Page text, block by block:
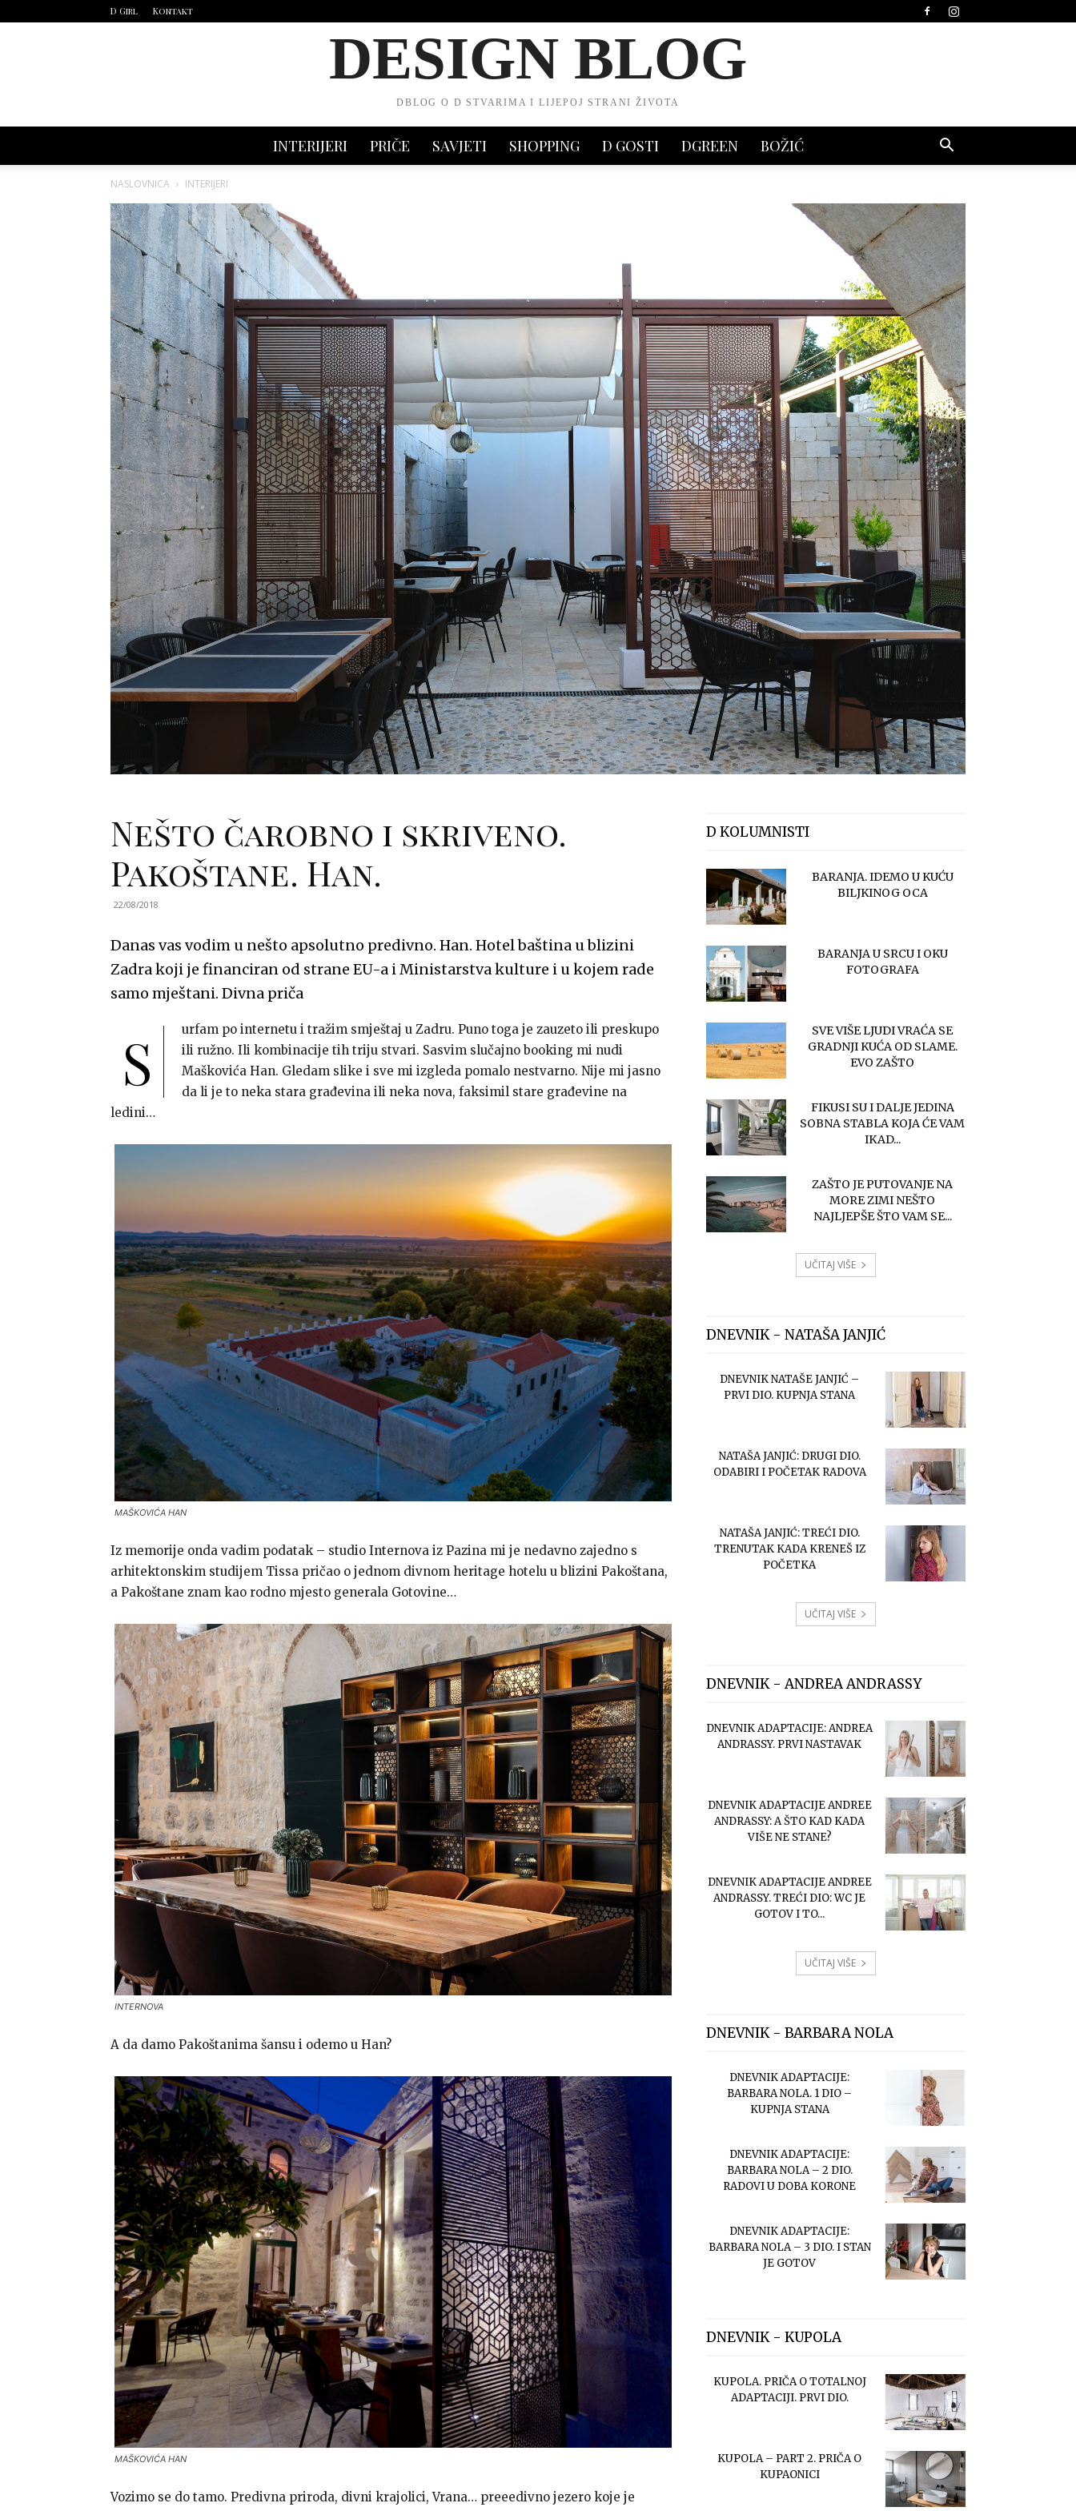
D Girl Kontakt
DESIGN BLOG
DBLOG O D STVARIMA I LIJEPOJ STRANI ŽIVOTA
INTERIJERI PRIČE SAVJETI SHOPPING D GOSTI DGREEN BOŽIĆ
NASLOVNICA INTERIJERI
Nešto čarobno i skriveno.
Pakoštane. Han.
22/08/2018
Danas vas vodim u nešto apsolutno predivno. Han. Hotel baština u blizini
Zadra koji je financiran od strane EU-a i Ministarstva kulture i u kojem rade
samo mještani. Divna priča
S
urfam po internetu i tražim smještaj u Zadru. Puno toga je zauzeto ili preskupo
ili ružno. Ili kombinacije tih triju stvari. Sasvim slučajno booking mi nudi
Maškovića Han. Gledam slike i sve mi izgleda pomalo nestvarno. Nije mi jasno
da li je to neka stara građevina ili neka nova, faksimil stare građevine na
ledini…
MAŠKOVIĆA HAN
Iz memorije onda vadim podatak – studio Internova iz Pazina mi je nedavno zajedno s
arhitektonskim studijem Tissa pričao o jednom divnom heritage hotelu u blizini Pakoštana,
a Pakoštane znam kao rodno mjesto generala Gotovine…
INTERNOVA
A da damo Pakoštanima šansu i odemo u Han?
MAŠKOVIĆA HAN
Vozimo se do tamo. Predivna priroda, divni krajolici, Vrana… preeedivno jezero koje je
D KOLUMNISTI
BARANJA. IDEMO U KUĆU
BILJKINOG OCA
BARANJA U SRCU I OKU
FOTOGRAFA
SVE VIŠE LJUDI VRAĆA SE
GRADNJI KUĆA OD SLAME.
EVO ZAŠTO
FIKUSI SU I DALJE JEDINA
SOBNA STABLA KOJA ĆE VAM
IKAD...
ZAŠTO JE PUTOVANJE NA
MORE ZIMI NEŠTO
NAJLJEPŠE ŠTO VAM SE...
UČITAJ VIŠE
DNEVNIK - NATAŠA JANJIĆ
DNEVNIK NATAŠE JANJIĆ –
PRVI DIO. KUPNJA STANA
NATAŠA JANJIĆ: DRUGI DIO.
ODABIRI I POČETAK RADOVA
NATAŠA JANJIĆ: TREĆI DIO.
TRENUTAK KADA KRENEŠ IZ
POČETKA
UČITAJ VIŠE
DNEVNIK - ANDREA ANDRASSY
DNEVNIK ADAPTACIJE: ANDREA
ANDRASSY. PRVI NASTAVAK
DNEVNIK ADAPTACIJE ANDREE
ANDRASSY: A ŠTO KAD KADA
VIŠE NE STANE?
DNEVNIK ADAPTACIJE ANDREE
ANDRASSY. TREĆI DIO: WC JE
GOTOV I TO...
UČITAJ VIŠE
DNEVNIK - BARBARA NOLA
DNEVNIK ADAPTACIJE:
BARBARA NOLA. 1 DIO –
KUPNJA STANA
DNEVNIK ADAPTACIJE:
BARBARA NOLA – 2 DIO.
RADOVI U DOBA KORONE
DNEVNIK ADAPTACIJE:
BARBARA NOLA – 3 DIO. I STAN
JE GOTOV
DNEVNIK - KUPOLA
KUPOLA. PRIČA O TOTALNOJ
ADAPTACIJI. PRVI DIO.
KUPOLA – PART 2. PRIČA O
KUPAONICI